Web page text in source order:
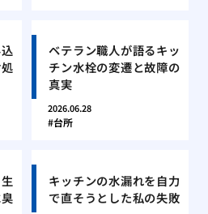
ベテラン職人が語るキッ
チン水栓の変遷と故障の
真実
2026.06.28
台所
キッチンの水漏れを自力
で直そうとした私の失敗